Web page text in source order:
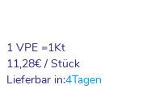
1 VPE =1Kt
11,28€ / Stück
Lieferbar in:4Tagen